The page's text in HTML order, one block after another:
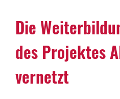
Die
des Projektes
vernetzt